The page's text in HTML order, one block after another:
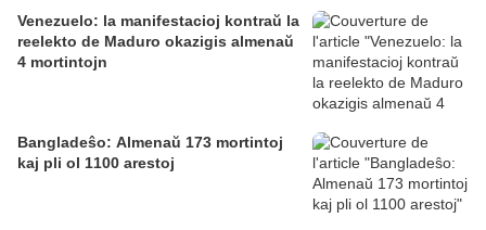
Venezuelo: la manifestacioj kontraŭ la
reelekto de Maduro okazigis almenaŭ
4 mortintojn
Bangladeŝo: Almenaŭ 173 mortintoj
kaj pli ol 1100 arestoj